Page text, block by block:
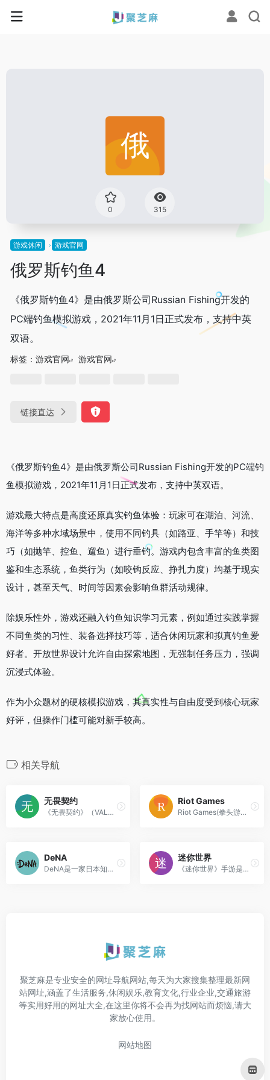
0 315
游戏休闲 游戏官网
俄罗斯钓鱼4
《俄罗斯钓鱼4》是由俄罗斯公司Russian Fishing开发的
PC端钓鱼模拟游戏，2021年11月1日正式发布，支持中英
双语。
标签： 游戏官网 游戏官网
链接直达
《俄罗斯钓鱼4》是由俄罗斯公司Russian Fishing开发的PC端钓
鱼模拟游戏，2021年11月1日正式发布，支持中英双语。
游戏最大特点是高度还原真实钓鱼体验：玩家可在湖泊、河流、
海洋等多种水域场景中，使用不同钓具（如路亚、手竿等）和技
巧（如抛竿、控鱼、遛鱼）进行垂钓。游戏内包含丰富的鱼类图
鉴和生态系统，鱼类行为（如咬钩反应、挣扎力度）均基于现实
设计，甚至天气、时间等因素会影响鱼群活动规律。
除娱乐性外，游戏还融入钓鱼知识学习元素，例如通过实践掌握
不同鱼类的习性、装备选择技巧等，适合休闲玩家和拟真钓鱼爱
好者。开放世界设计允许自由探索地图，无强制任务压力，强调
沉浸式体验。
作为小众题材的硬核模拟游戏，其真实性与自由度受到核心玩家
好评，但操作门槛可能对新手较高。
相关导航
无畏契约
《无畏契约》（VALORANT）是由《英雄联盟》开发商拳头游戏研发、腾讯代理的PC端战术射击游戏，国际服名称为“VALORANT”，国服俗称“瓦罗兰特”。
Riot Games
Riot Games(拳头游戏)是一家美国电子游戏公司，成立于2006年，总部位于洛杉矶。
DeNA
DeNA是一家日本知名的游戏开...
迷你世界
《迷你世界》手游是一款3D沙盒类游戏，核心特点是"自由创造与破坏"。玩家可在虚拟世界中像搭积木一样随意摆放或消除方块
聚芝麻是专业安全的网址导航网站,每天为大家搜集整理最新网
站网址,涵盖了生活服务,休闲娱乐,教育文化,行业企业,交通旅游
等实用好用的网址大全,在这里你将不会再为找网站而烦恼,请大
家放心使用。
网站地图